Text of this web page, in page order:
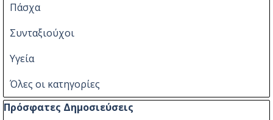
Πάσχα
Συνταξιούχοι
Υγεία
Όλες οι κατηγορίες
Παράλειψη μπλόκ Πρόσφατες Δημοσιεύσεις
Πρόσφατες Δημοσιεύσεις